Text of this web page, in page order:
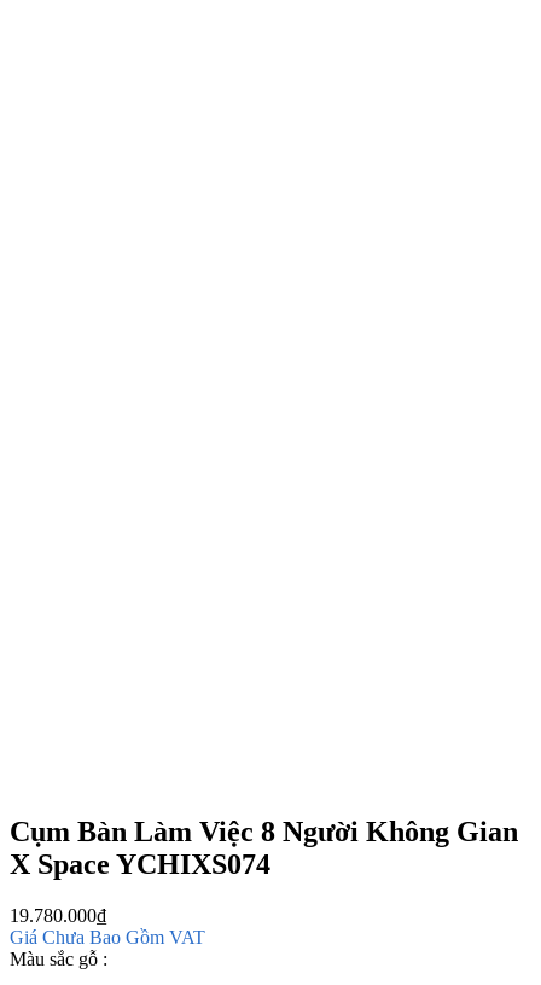
Cụm Bàn Làm Việc 8 Người Không Gian
X Space YCHIXS074
19.780.000₫
Giá Chưa Bao Gồm VAT
Màu sắc gỗ :